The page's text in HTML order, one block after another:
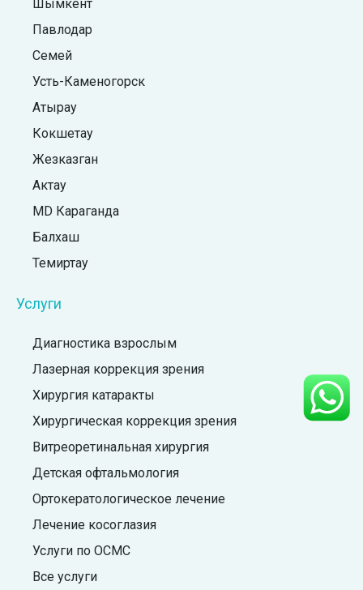
Шымкент
Павлодар
Семей
Усть-Каменогорск
Атырау
Кокшетау
Жезказган
Актау
MD Караганда
Балхаш
Темиртау
Услуги
Диагностика взрослым
Лазерная коррекция зрения
Хирургия катаракты
Хирургическая коррекция зрения
Витреоретинальная хирургия
Детская офтальмология
Ортокератологическое лечение
Лечение косоглазия
Услуги по ОСМС
Все услуги